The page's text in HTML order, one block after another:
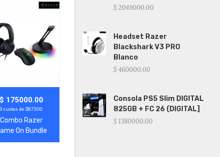
Ver Más
$ 175000.00
3 cuotas de $87500
Combo Razer
On Bundle
+ Mouse +
$ 2049000.00
Headset Razer
Blackshark V3 PRO
Blanco
$ 460000.00
Consola PS5 Slim DIGITAL
825GB + FC 26 (DIGITAL]
$ 1380000.00